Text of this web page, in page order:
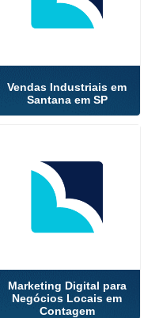
Vendas Industriais em
Santana em SP
Marketing Digital para
Negócios Locais em
Contagem